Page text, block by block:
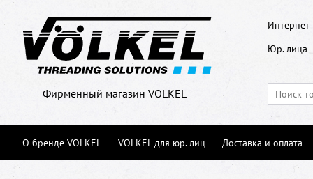
Фирменный магазин VOLKEL
Интернет
Юр. лица
О бренде VOLKEL VOLKEL для юр. лиц Доставка и оплата